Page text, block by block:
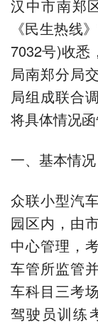
汉中市南郑
《民生热线
7032号)收悉
局南郑分局
局组成联合
将具体情况函
一、基本情况
众联小型汽
园区内，由
中心管理，
车管所监管
车科目三考
驾驶员训练